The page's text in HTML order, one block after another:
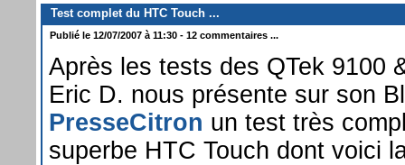
Test complet du HTC Touch ...
Publié le 12/07/2007 à 11:30 - 12 commentaires ...
Après les tests des QTek 9100
Eric D. nous présente sur son
PresseCitron un test très
superbe HTC Touch dont voici